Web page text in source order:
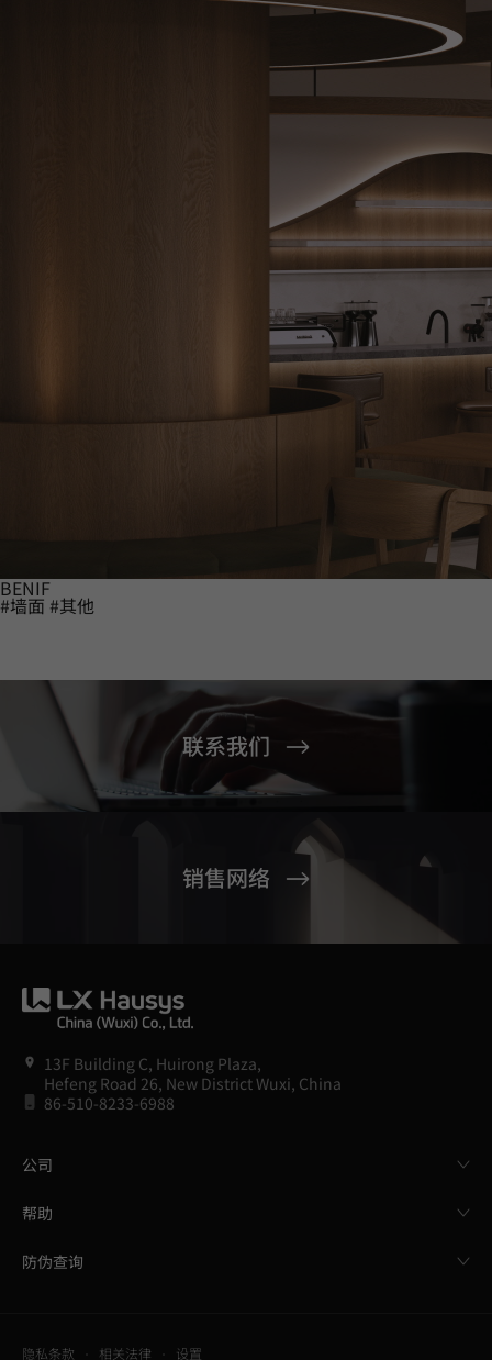
BENIF
#墙面 #其他
联系我们
销售网络
13F Building C, Huirong Plaza,
Hefeng Road 26, New District Wuxi, China
86-510-8233-6988
公司
帮助
防伪查询
隐私条款 相关法律 设置